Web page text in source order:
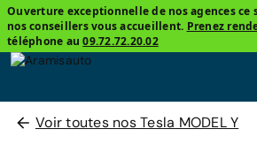
Ouverture exceptionnelle de nos agences ce
nos conseillers vous accueillent. Prenez
téléphone au09.72.72.20.02
Voir toutes nos Tesla MODEL Y